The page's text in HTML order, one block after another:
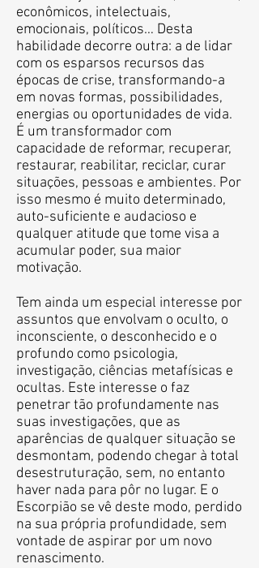
econômicos, intelectuais,
emocionais, políticos… Desta
habilidade decorre outra: a de lidar
com os esparsos recursos das
épocas de crise, transformando-a
em novas formas, possibilidades,
energias ou oportunidades de vida.
É um transformador com
capacidade de reformar, recuperar,
restaurar, reabilitar, reciclar, curar
situações, pessoas e ambientes. Por
isso mesmo é muito determinado,
auto-suficiente e audacioso e
qualquer atitude que tome visa a
acumular poder, sua maior
motivação.
Tem ainda um especial interesse por
assuntos que envolvam o oculto, o
inconsciente, o desconhecido e o
profundo como psicologia,
investigação, ciências metafísicas e
ocultas. Este interesse o faz
penetrar tão profundamente nas
suas investigações, que as
aparências de qualquer situação se
desmontam, podendo chegar à total
desestruturação, sem, no entanto
haver nada para pôr no lugar. E o
Escorpião se vê deste modo, perdido
na sua própria profundidade, sem
vontade de aspirar por um novo
renascimento.